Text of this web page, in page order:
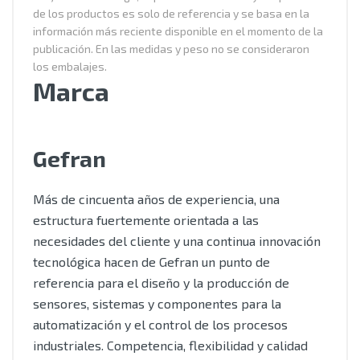
de los productos es solo de referencia y se basa en la
información más reciente disponible en el momento de la
publicación. En las medidas y peso no se consideraron
los embalajes.
Marca
Gefran
Más de cincuenta años de experiencia, una
estructura fuertemente orientada a las
necesidades del cliente y una continua innovación
tecnológica hacen de Gefran un punto de
referencia para el diseño y la producción de
sensores, sistemas y componentes para la
automatización y el control de los procesos
industriales. Competencia, flexibilidad y calidad